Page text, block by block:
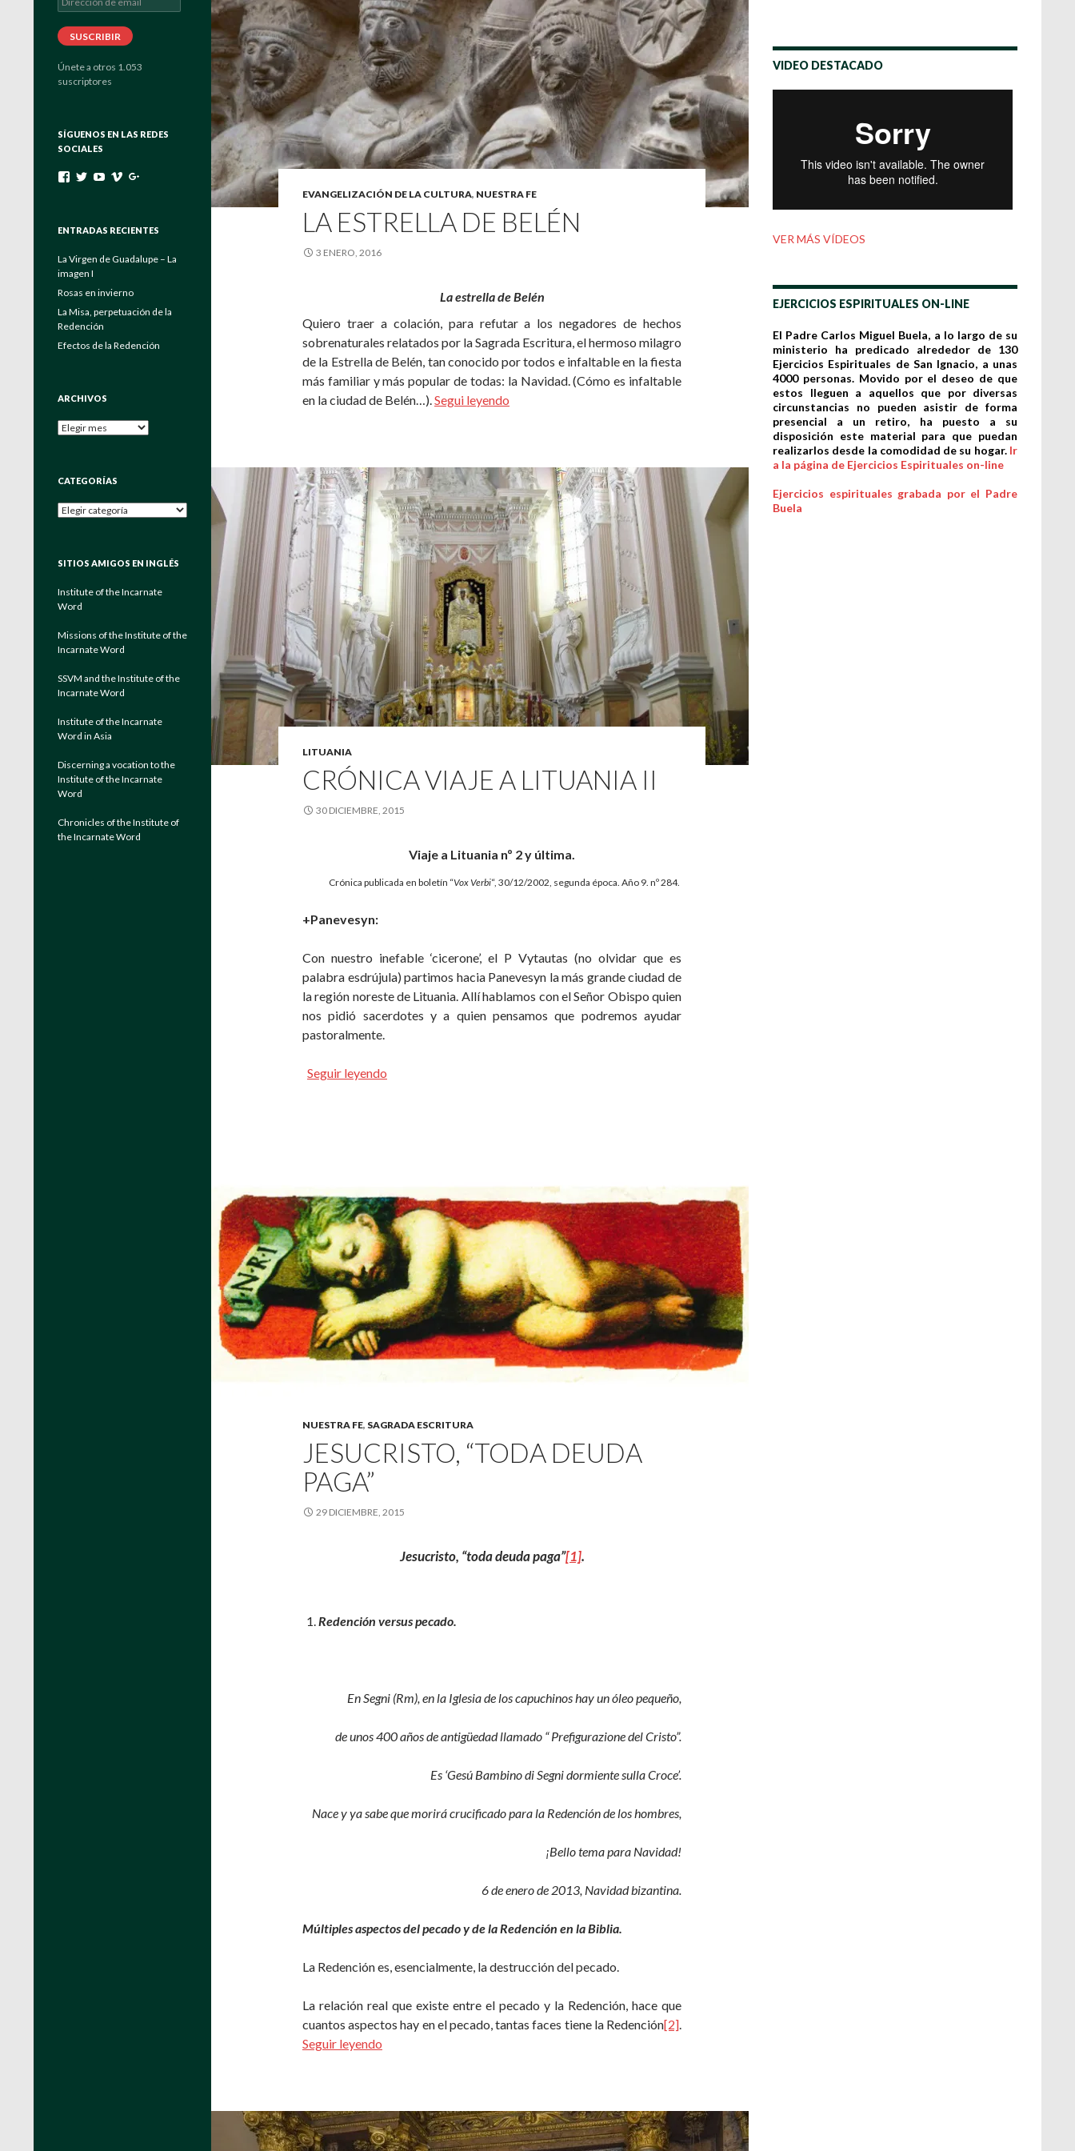
EVANGELIZACIÓN DE LA CULTURA, NUESTRA FE
LA ESTRELLA DE BELÉN
3 ENERO, 2016
La estrella de Belén
Quiero traer a colación, para refutar a los negadores de hechos
sobrenaturales relatados por la Sagrada Escritura, el hermoso milagro
de la Estrella de Belén, tan conocido por todos e infaltable en la fiesta
más familiar y más popular de todas: la Navidad. (Cómo es infaltable
en la ciudad de Belén…).Segui leyendo
LITUANIA
CRÓNICA VIAJE A LITUANIA II
30 DICIEMBRE, 2015
Viaje a Lituania nº 2 y última.
Crónica publicada en boletín “Vox Verbi“, 30/12/2002, segunda época. Año 9. nº 284.
+Panevesyn:
Con nuestro inefable ‘cicerone’, el P Vytautas (no olvidar que es
palabra esdrújula) partimos hacia Panevesyn la más grande ciudad de
la región noreste de Lituania. Allí hablamos con el Señor Obispo quien
nos pidió sacerdotes y a quien pensamos que podremos ayudar
pastoralmente.
Seguir leyendo
NUESTRA FE, SAGRADA ESCRITURA
JESUCRISTO, “TODA DEUDA
PAGA”
29 DICIEMBRE, 2015
Jesucristo, “toda deuda paga”[1].
Redención versus pecado.
En Segni (Rm), en la Iglesia de los capuchinos hay un óleo pequeño,
de unos 400 años de antigüedad llamado “ Prefigurazione del Cristo”.
Es ‘Gesú Bambino di Segni dormiente sulla Croce’.
Nace y ya sabe que morirá crucificado para la Redención de los hombres,
¡Bello tema para Navidad!
6 de enero de 2013, Navidad bizantina.
Múltiples aspectos del pecado y de la Redención en la Biblia.
La Redención es, esencialmente, la destrucción del pecado.
La relación real que existe entre el pecado y la Redención, hace que
cuantos aspectos hay en el pecado, tantas faces tiene la Redención[2].
Seguir leyendo
VIDEO DESTACADO
VER MÁS VÍDEOS
EJERCICIOS ESPIRITUALES ON-LINE
El Padre Carlos Miguel Buela, a lo largo de su
ministerio ha predicado alrededor de 130
Ejercicios Espirituales de San Ignacio, a unas
4000 personas. Movido por el deseo de que
estos lleguen a aquellos que por diversas
circunstancias no pueden asistir de forma
presencial a un retiro, ha puesto a su
disposición este material para que puedan
realizarlos desde la comodidad de su hogar. Ir
a la página de Ejercicios Espirituales on-line
Ejercicios espirituales grabada por el Padre
Buela
de
email
SUSCRIBIR
Únete a otros 1.053
suscriptores
SÍGUENOS EN LAS REDES
SOCIALES
Ver
en
Ver
en
Ver
en
Ver
en en
ENTRADAS RECIENTES
La Virgen de Guadalupe – La
imagen I
Rosas en invierno
La Misa, perpetuación de la
Redención
Efectos de la Redención
ARCHIVOS
Archivos
CATEGORÍAS
Categorías
SITIOS AMIGOS EN INGLÉS
Institute of the Incarnate
Word
Missions of the Institute of the
Incarnate Word
SSVM and the Institute of the
Incarnate Word
Institute of the Incarnate
Word in Asia
Discerning a vocation to the
Institute of the Incarnate
Word
Chronicles of the Institute of
the Incarnate Word